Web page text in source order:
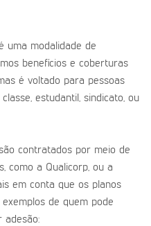
uma modalidade de
benefícios e coberturas
é voltado para pessoas
estudantil, sindicato, ou
contratados por meio de
como a Qualicorp, ou a
em conta que os planos
de quem pode
adesão: